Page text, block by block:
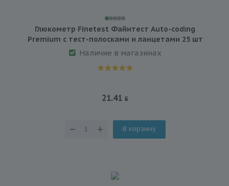
Глюкометр Finetest Файнтест Auto-coding
Premium с тест-полосками и ланцетами 25 шт
Наличие в магазинах
21.41
В корзину